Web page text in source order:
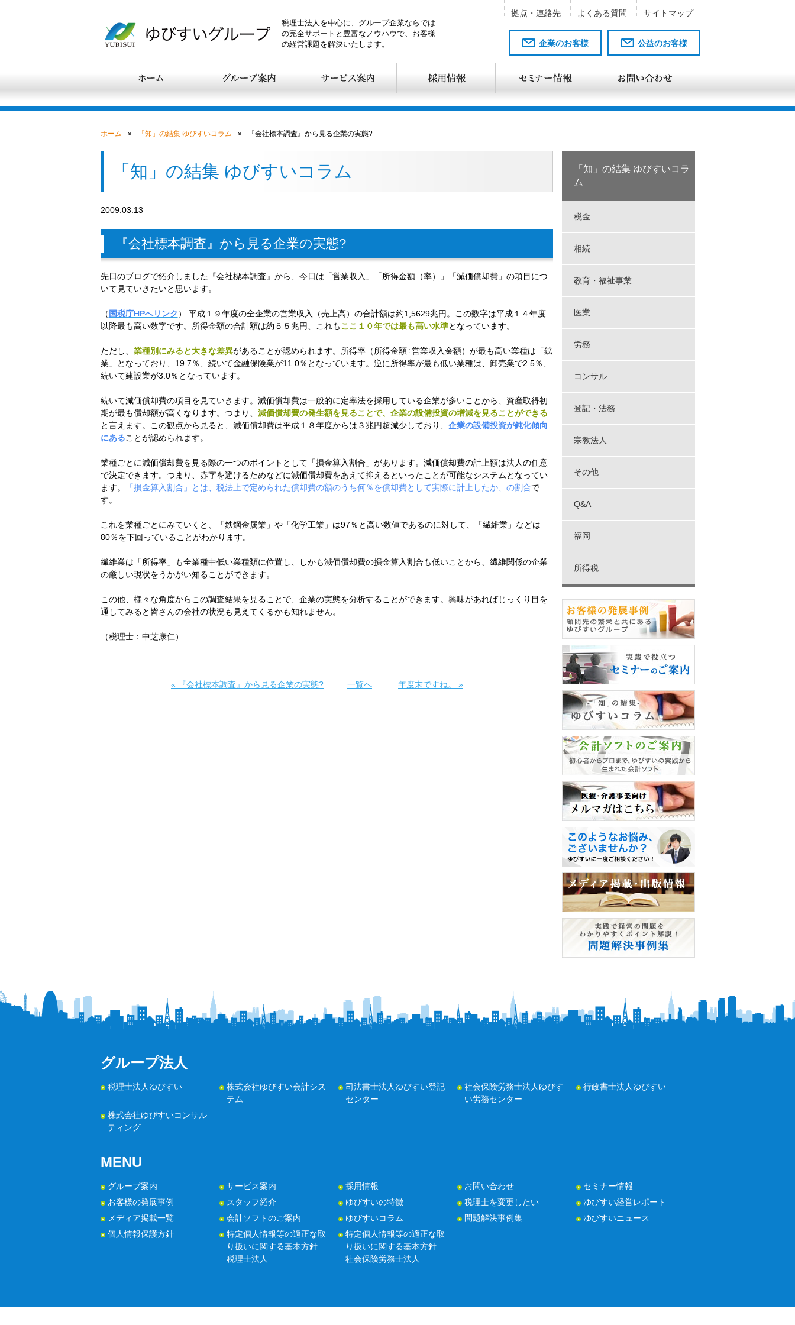
税理士法人を中心に、グループ企業ならでは
の完全サポートと豊富なノウハウで、お客様
の経営課題を解決いたします。
拠点・連絡先 よくある質問 サイトマップ
企業のお客様 公益のお客様
ホーム » 「知」の結集 ゆびすいコラム » 『会社標本調査』から見る企業の実態?
「知」の結集 ゆびすいコラム
2009.03.13
『会社標本調査』から見る企業の実態?
先日のブログで紹介しました『会社標本調査』から、今日は「営業収入」「所得金額（率）」「減価償却費」の項目につ
いて見ていきたいと思います。
（ 国税庁HPへリンク ） 平成１９年度の全企業の営業収入（売上高）の合計額は約1,5629兆円。この数字は平成１４年度
以降最も高い数字です。所得金額の合計額は約５５兆円、これもここ１０年では最も高い水準となっています。
ただし、 業種別にみると大きな差異があることが認められます。所得率（所得金額÷営業収入金額）が最も高い業種は「鉱
業」となっており、19.7％、続いて金融保険業が11.0％となっています。逆に所得率が最も低い業種は、卸売業で2.5％、
続いて建設業が3.0％となっています。
続いて減価償却費の項目を見ていきます。減価償却費は一般的に定率法を採用している企業が多いことから、資産取得初
期が最も償却額が高くなります。つまり、 減価償却費の発生額を見ることで、企業の設備投資の増減を見ることができる
と言えます。この観点から見ると、減価償却費は平成１８年度からは３兆円超減少しており、 企業の設備投資が鈍化傾向
にあることが認められます。
業種ごとに減価償却費を見る際の一つのポイントとして「損金算入割合」があります。減価償却費の計上額は法人の任意
で決定できます。つまり、赤字を避けるためなどに減価償却費をあえて抑えるといったことが可能なシステムとなってい
ます。
「損金算入割合」とは、税法上で定められた償却費の額のうち何％を償却費として実際に計上したか、の割合で
す。
これを業種ごとにみていくと、「鉄鋼金属業」や「化学工業」は97％と高い数値であるのに対して、「繊維業」などは
80％を下回っていることがわかります。
繊維業は「所得率」も全業種中低い業種類に位置し、しかも減価償却費の損金算入割合も低いことから、繊維関係の企業
の厳しい現状をうかがい知ることができます。
この他、様々な角度からこの調査結果を見ることで、企業の実態を分析することができます。興味があればじっくり目を
通してみると皆さんの会社の状況も見えてくるかも知れません。
（税理士：中芝康仁）
« 『会社標本調査』から見る企業の実態? 一覧へ 年度末ですね。 »
「知」の結集 ゆびすいコラ
ム
税金
相続
教育・福祉事業
医業
労務
コンサル
登記・法務
宗教法人
その他
Q&A
福岡
所得税
グループ法人
税理士法人ゆびすい
株式会社ゆびすい会計シス
テム
司法書士法人ゆびすい登記
センター
社会保険労務士法人ゆびす
い労務センター
行政書士法人ゆびすい
株式会社ゆびすいコンサル
ティング
MENU
グループ案内 サービス案内 採用情報 お問い合わせ
セミナー情報
お客様の発展事例
スタッフ紹介 ゆびすいの特徴 税理士を変更したい
ゆびすい経営レポート
メディア掲載一覧
会計ソフトのご案内 ゆびすいコラム 問題解決事例集
ゆびすいニュース
個人情報保護方針
特定個人情報等の適正な取
り扱いに関する基本方針
税理士法人
特定個人情報等の適正な取
り扱いに関する基本方針
社会保険労務士法人